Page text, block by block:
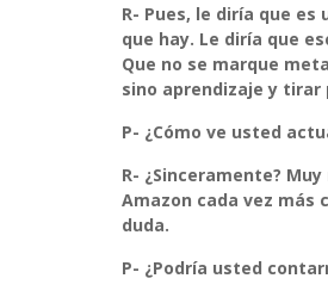
R- Pues, le diría que
que hay. Le diría que
Que no se marque
sino aprendizaje y tirar
P- ¿Cómo ve usted
R- ¿Sinceramente?
Amazon cada vez más
duda.
P- ¿Podría usted